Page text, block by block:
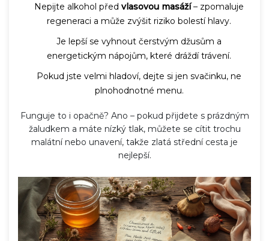
Nepijte alkohol před vlasovou masáží– zpomaluje
regeneraci a může zvýšit riziko bolestí hlavy.
Je lepší se vyhnout čerstvým džusům a
energetickým nápojům, které dráždí trávení.
Pokud jste velmi hladoví, dejte si jen svačinku, ne
plnohodnotné menu.
Funguje to i opačně? Ano – pokud přijdete s prázdným
žaludkem a máte nízký tlak, můžete se cítit trochu
malátní nebo unavení, takže zlatá střední cesta je
nejlepší.